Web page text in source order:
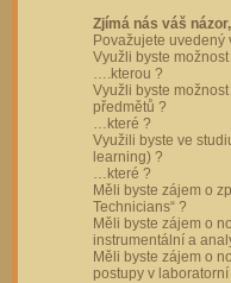
Zjímá nás váš
Považujete
Využli byste
….kterou ?
Využli byste
předmětů ?
…které ?
Využili byste ve
learning) ?
…které ?
Měli byste zájem o
Technicians“ ?
Měli byste zájem o
instrumentální a
Měli byste zájem o
postupy v laboratorní